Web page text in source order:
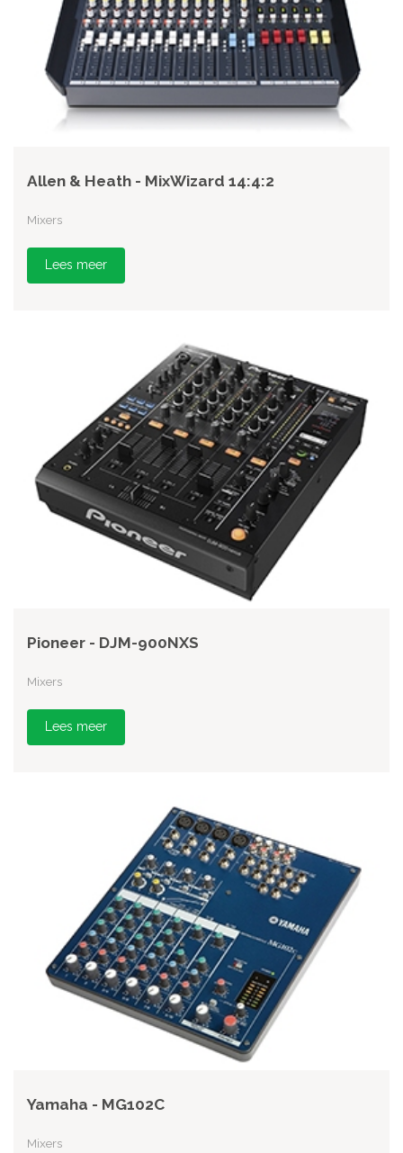
Allen & Heath - MixWizard 14:4:2
Mixers
Lees meer
Pioneer - DJM-900NXS
Mixers
Lees meer
Yamaha - MG102C
Mixers